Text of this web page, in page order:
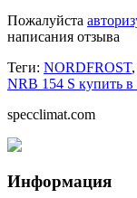
Пожалуйста
написания отзыва
Теги: NORDFROST,
NRB 154 S купить
specclimat.com
Информация